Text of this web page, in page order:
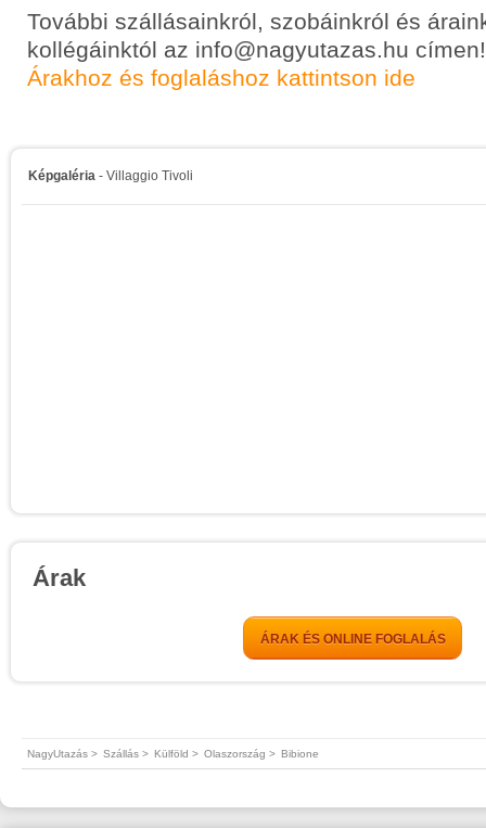
További szállásainkról, szobáinkról és
kollégáinktól az info@nagyutazas.hu címen!
Árakhoz és foglaláshoz kattintson ide
Képgaléria - Villaggio Tivoli
Árak
ÁRAK ÉS ONLINE FOGLALÁS
NagyUtazás > Szállás > Külföld > Olaszország > Bibione